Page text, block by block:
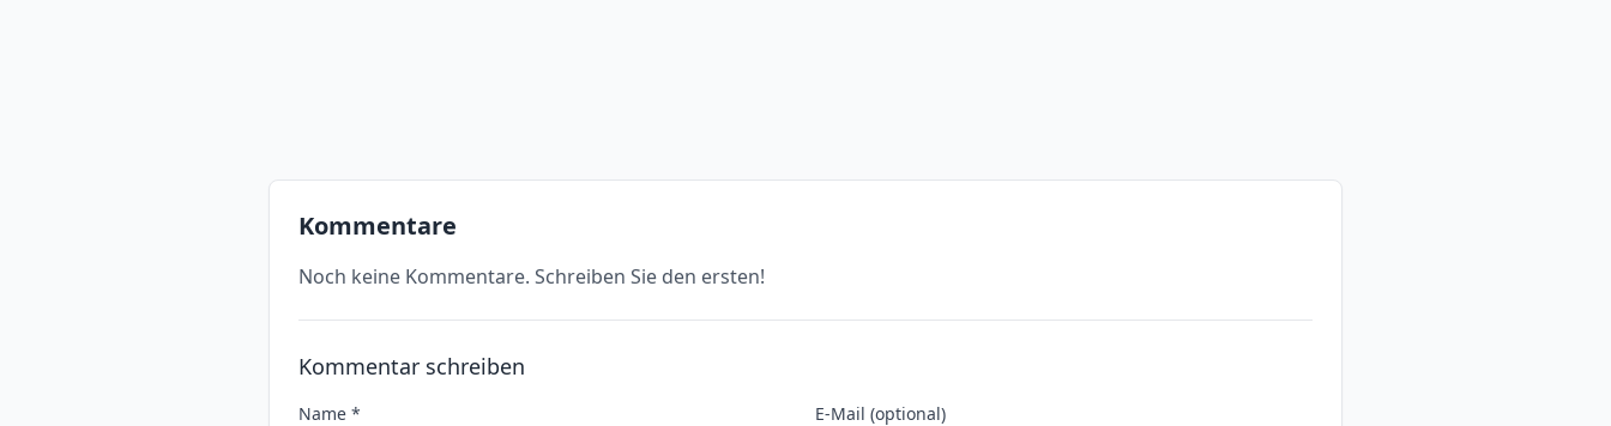
Kommentare
Noch keine Kommentare. Schreiben Sie den ersten!
Kommentar schreiben
Name * E-Mail (optional)